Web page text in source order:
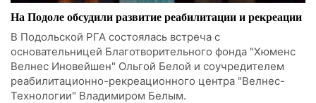
На Подоле обсудили развитие реабилитации и рекреации
В Подольской РГА состоялась встреча с
основательницей Благотворительного фонда "Хюменс
Велнес Иновейшен" Ольгой Белой и соучредителем
реабилитационно-рекреационного центра "Велнес-
Технологии" Владимиром Белым.